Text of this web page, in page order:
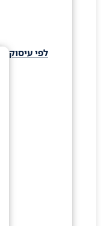
לפי עיסוק